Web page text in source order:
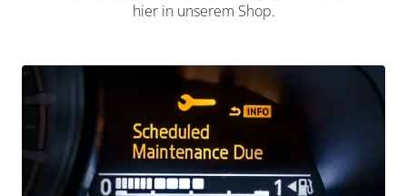
hier in unserem Shop.